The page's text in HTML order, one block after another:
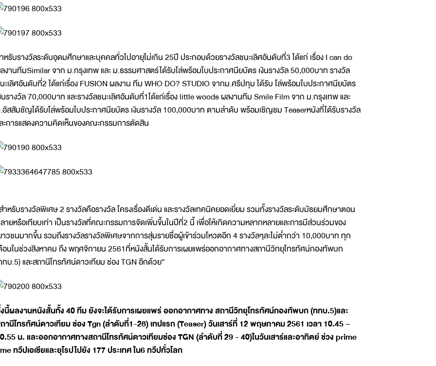
หรับรางวัลระดับอุดมศึกษาและบุคคลทั่วไปอายุไม่เกิน 25ปี ประกอบด้วยรางวัลชนะเลิศอันดับที่3 ได้แก่ เรื่อง I can do
งานทีมSimilar จาก ม.กรุงเทพ และ ม.ธรรมศาสตร์ได้รับโล่พร้อมใบประกาศนียบัตร เงินรางวัล 50,000บาท รางวัล
ะเลิศอันดับที่2 ได้แก่เรื่อง FUSION ผลงาน ทีม WHO DO? STUDIO จากม.ศรีปทุม ได้รับ โล่พร้อมใบประกาศนียบัตร
นรางวัล 70,000บาท และรางวัลชนะเลิศอันดับที่1ได้แก่เรื่อง little woods ผลงานทีม Smile Film จาก ม.กรุงเทพ และ
อัสสัมชัญได้รับโล่พร้อมใบประกาศนียบัตร เงินรางวัล 100,000บาท ตามลำดับ พร้อมเชิญชม Teaserหนังที่ได้รับรางวัล
ะการแสดงความคิดเห็นของคณะกรรมการตัดสิน
ำหรับรางวัลพิเศษ 2 รางวัลคือรางวัล โครงเรื่องดีเด่น และรางวัลเทคนิคยอดเยี่ยม รวมทั้งรางวัลระดับมัธยมศึกษาตอน
ายหรือเทียบเท่า เป็นรางวัลที่คณะกรรมการจัดเพิ่มขึ้นในปีที่2 นี้ เพื่อให้เกิดความหลากหลายและการมีส่วนร่วมของ
าวชนมากขึ้น รวมถึงรางวัลรางวัลพิเศษจากการสุ่มรายชื่อผู้เข้าร่วมโหวตอีก 4 รางวัลๆละไม่ต่ำกว่า 10,000บาท ทุก
อนในช่วงสิงหาคม ถึง พฤศจิกายน 2561ที่หนังสั้นได้รับการเผยแพร่ออกอากาศทางสถานีวิทยุโทรทัศน์กองทัพบก
บ.5) และสถานีโทรทัศน์ดาวเทียม ช่อง TGN อีกด้วย”
นี้ผลงานหนังสั้นทั้ง 40 ทีม ยังจะได้รับการเผยแพร่ ออกอากาศทาง สถานีวิทยุโทรทัศน์กองทัพบก (ททบ.5)และ
านีโทรทัศน์ดาวเทียม ช่อง Tgn (ลำดับที่1-28) เทปแรก (Teaser) วันเสาร์ที่ 12 พฤษภาคม 2561 เวลา 10.45 –
น. และออกอากาศทางสถานีโทรทัศน์ดาวเทียมช่อง TGN (ลำดับที่ 29 - 40)ในวันเสาร์และอาทิตย์ ช่วง prime
ทวีปเอเชียและยุโรปไปยัง 177 ประเทศ ใน6 ทวีปทั่วโลก